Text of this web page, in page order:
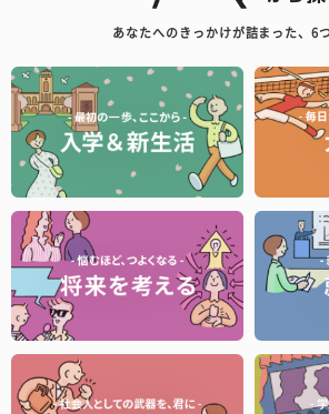
あなたへのきっかけが詰まった、6